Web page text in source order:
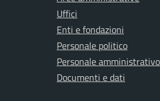
Uffici
Enti e fondazioni
Personale politico
Personale amministrativo
Documenti e dati